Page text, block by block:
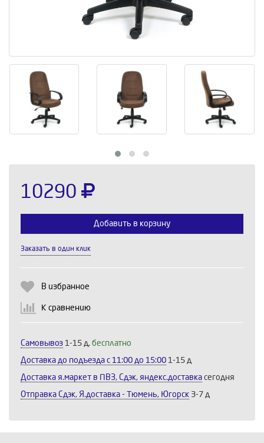
10290
Добавить в корзину
Заказать в один клик
В избранное
К сравнению
Самовывоз 1-15 д, бесплатно
Доставка до подъезда c 11:00 до 15:00 1-15 д
Доставка я.маркет в ПВЗ, Сдэк, яндекс.доставка сегодня
Отправка Сдэк, Я.доставка - Тюмень, Югорск 3-7 д